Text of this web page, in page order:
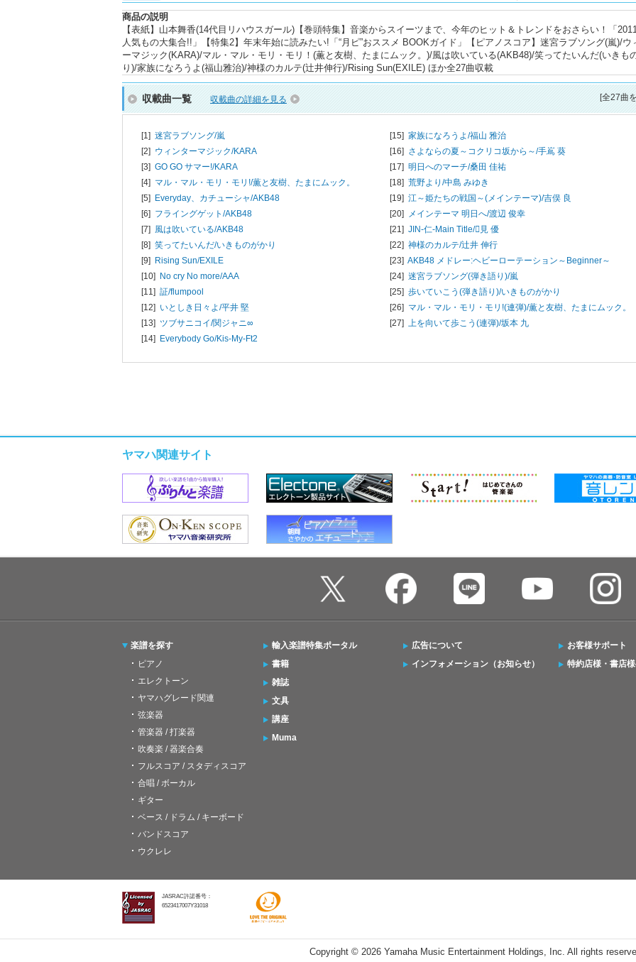
商品の説明
【表紙】山本舞香(14代目リハウスガール)【巻頭特集】音楽からスイーツまで、今年のヒット＆トレンドをおさらい！「
人気もの大集合!!」【特集2】年末年始に読みたい!「“月ピ”おススメ BOOKガイド」【ピアノスコア】迷宮ラブソング(嵐)/ウ
ーマジック(KARA)/マル・マル・モリ・モリ！(薫と友樹、たまにムック。)/風は吹いている(AKB48)/笑ってたいんだ(いきも
り)/家族になろうよ(福山雅治)/神様のカルテ(辻井伸行)/Rising Sun(EXILE) ほか全27曲収載
収載曲一覧 収載曲の詳細を見る [全27曲
[1] 迷宮ラブソング/嵐
[2] ウィンターマジック/KARA
[3] GO GO サマー!/KARA
[4] マル・マル・モリ・モリ!/薫と友樹、たまにムック。
[5] Everyday、カチューシャ/AKB48
[6] フライングゲット/AKB48
[7] 風は吹いている/AKB48
[8] 笑ってたいんだ/いきものがかり
[9] Rising Sun/EXILE
[10] No cry No more/AAA
[11] 証/flumpool
[12] いとしき日々よ/平井 堅
[13] ツブサニコイ/関ジャニ∞
[14] Everybody Go/Kis-My-Ft2
[15] 家族になろうよ/福山 雅治
[16] さよならの夏～コクリコ坂から～/手嶌 葵
[17] 明日へのマーチ/桑田 佳祐
[18] 荒野より/中島 みゆき
[19] 江～姫たちの戦国～(メインテーマ)/吉俣 良
[20] メインテーマ 明日へ/渡辺 俊幸
[21] JIN-仁-Main Title/見 優
[22] 神様のカルテ/辻井 伸行
[23] AKB48 メドレー:ヘビーローテーション～Beginner～
[24] 迷宮ラブソング(弾き語り)/嵐
[25] 歩いていこう(弾き語り)/いきものがかり
[26] マル・マル・モリ・モリ!(連弾)/薫と友樹、たまにムック。
[27] 上を向いて歩こう(連弾)/坂本 九
ヤマハ関連サイト
楽譜を探す
ピアノ
エレクトーン
ヤマハグレード関連
弦楽器
管楽器 / 打楽器
吹奏楽 / 器楽合奏
フルスコア / スタディスコア
合唱 / ボーカル
ギター
ベース / ドラム / キーボード
バンドスコア
ウクレレ
輸入楽譜特集ポータル
書籍
雑誌
文具
講座
Muma
広告について
インフォメーション（お知らせ）
お客様サポート
特約店様・書店
JASRAC許諾番号：
6523417007Y31018
Copyright © 2026 Yamaha Music Entertainment Holdings, Inc. All rights